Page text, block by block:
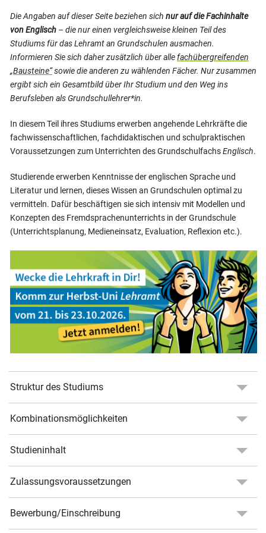
Die Angaben auf dieser Seite beziehen sich nur auf die Fachinhalte
von Englisch – die nur einen vergleichsweise kleinen Teil des
Studiums für das Lehramt an Grundschulen ausmachen.
Informieren Sie sich daher zusätzlich über allefachübergreifenden
„Bausteine“sowie die anderen zu wählenden Fächer. Nur zusammen
ergibt sich ein Gesamtbild über Ihr Studium und den Weg ins
Berufsleben als Grundschullehrer*in.
In diesem Teil ihres Studiums erwerben angehende Lehrkräfte die
fachwissenschaftlichen, fachdidaktischen und schulpraktischen
Voraussetzungen zum Unterrichten des GrundschulfachsEnglisch.
Studierende erwerben Kenntnisse der englischen Sprache und
Literatur und lernen, dieses Wissen an Grundschulen optimal zu
vermitteln. Dafür beschäftigen sie sich intensiv mit Modellen und
Konzepten des Fremdsprachenunterrichts in der Grundschule
(Unterrichtsplanung, Medieneinsatz, Evaluation, Reflexion etc.).
Struktur des Studiums
Kombinationsmöglichkeiten
Studieninhalt
Zulassungsvoraussetzungen
Bewerbung/Einschreibung